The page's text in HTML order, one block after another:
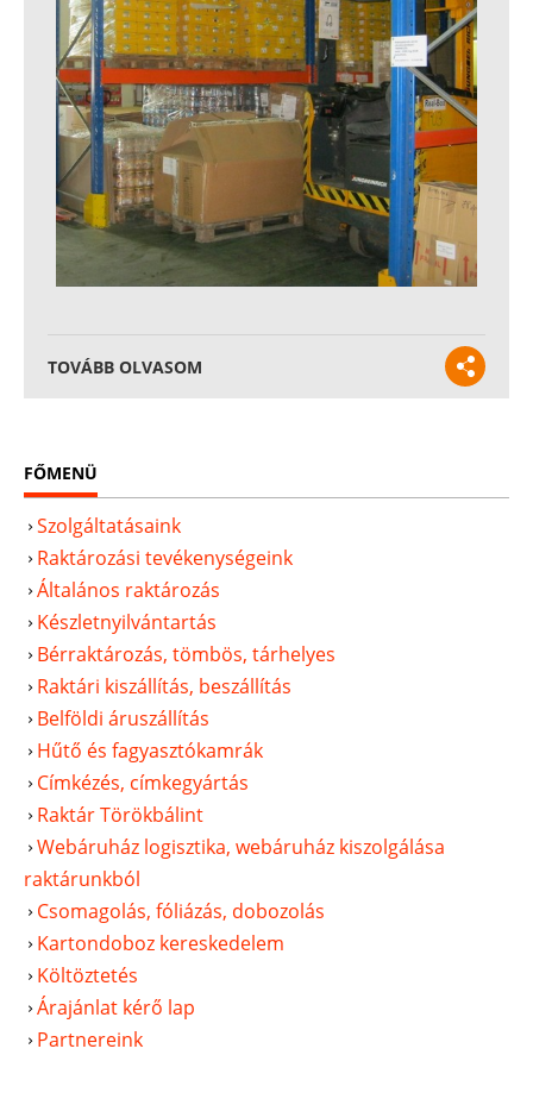
TOVÁBB OLVASOM
FŐMENÜ
Szolgáltatásaink
Raktározási tevékenységeink
Általános raktározás
Készletnyilvántartás
Bérraktározás, tömbös, tárhelyes
Raktári kiszállítás, beszállítás
Belföldi áruszállítás
Hűtő és fagyasztókamrák
Címkézés, címkegyártás
Raktár Törökbálint
Webáruház logisztika, webáruház kiszolgálása
raktárunkból
Csomagolás, fóliázás, dobozolás
Kartondoboz kereskedelem
Költöztetés
Árajánlat kérő lap
Partnereink